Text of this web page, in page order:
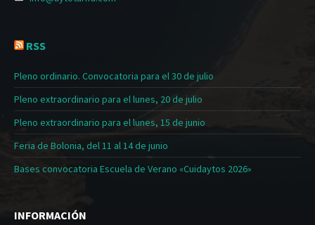
RSS
Pleno ordinario. Convocatoria para el 30 de julio
Pleno extraordinario para el lunes, 20 de julio
Pleno extraordinario para el lunes, 15 de junio
Feria de Bolonia, del 11 al 14 de junio
Bases convocatoria Escuela de Verano «Cuidaytos 2026»
INFORMACIÓN